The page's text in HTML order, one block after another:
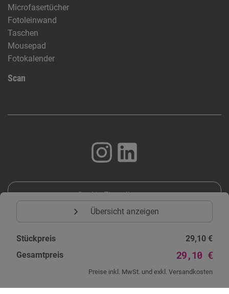
expand_more Übersicht anzeigen
Stückpreis
29,10 €
Gesamtpreis
29,10 €
Preise inkl. MwSt. und exkl. Versandkosten
Microfasertücher
Fotoleinwand
Taschen
Mousepad
Fotokalender
Scan
Cookie Einstellungen
© 1996 - 2026 | Schweizer International s.r.o | Alle Rechte